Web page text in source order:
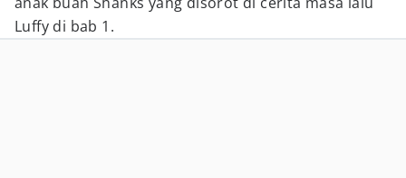
Luffy di bab 1.